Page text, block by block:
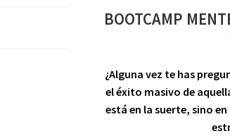
BOOTCAMP
¿Alguna vez te has
el éxito masivo de
está en la suerte, sino